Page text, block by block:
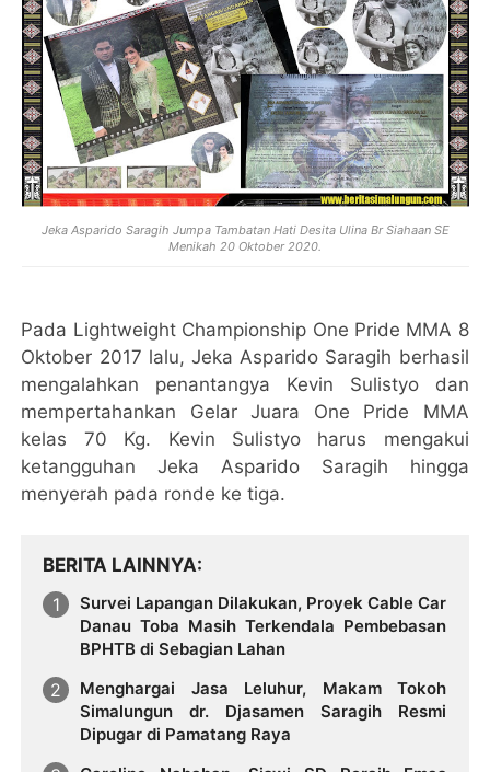
Jeka Asparido Saragih Jumpa Tambatan Hati Desita Ulina Br Siahaan SE
Menikah 20 Oktober 2020.
Pada Lightweight Championship One Pride MMA 8
Oktober 2017 lalu, Jeka Asparido Saragih berhasil
mengalahkan penantangya Kevin Sulistyo dan
mempertahankan Gelar Juara One Pride MMA
kelas 70 Kg. Kevin Sulistyo harus mengakui
ketangguhan Jeka Asparido Saragih hingga
menyerah pada ronde ke tiga.
BERITA LAINNYA
Survei Lapangan Dilakukan, Proyek Cable Car
Danau Toba Masih Terkendala Pembebasan
BPHTB di Sebagian Lahan
Menghargai Jasa Leluhur, Makam Tokoh
Simalungun dr. Djasamen Saragih Resmi
Dipugar di Pamatang Raya